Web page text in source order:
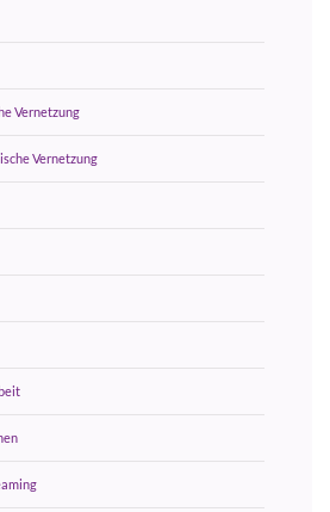
Vernetzung
Vernetzung